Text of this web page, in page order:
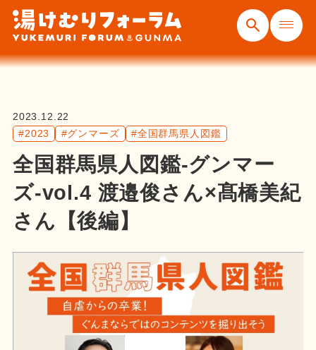
2023.12.22
#2023
#グンマーズ #全国群馬県人図鑑
全国群馬県人図鑑-グンマー
ズ-vol.4 渡邉俊さん×髙橋美紀
さん【後編】